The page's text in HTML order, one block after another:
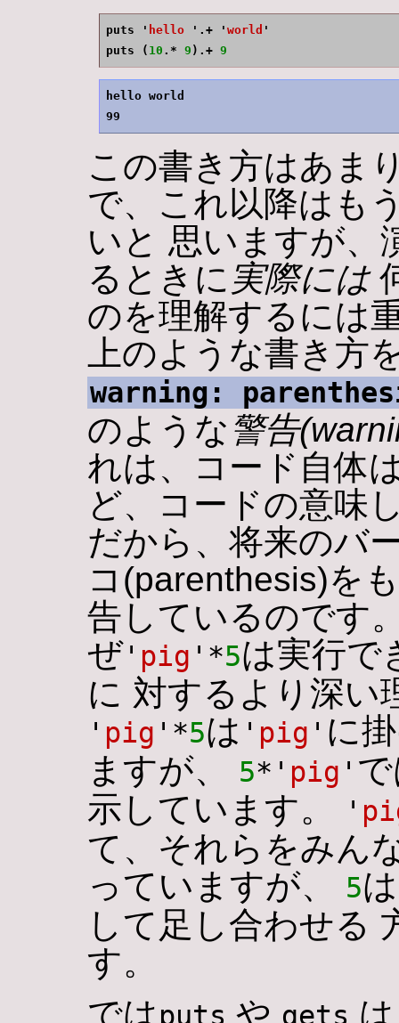
puts ' hello '.+ ' world '
puts ( 10 .* 9 ).+ 9
hello world
この書き方はあま
で、これ以降はも
いと 思いますが、
るときに 実際には
のを理解するには
上のような書き方
warning:
のような 警告
れは、コード自体
ど、コードの意味
だから、将来のバ
コ(parenthesis)を
告しているのです
ぜ ' pig '*5は実行で
に 対するより深い
' pig '*5は ' pig ' に
ますが、
5*' pig '
示しています。
'
て、それらをみん
っていますが、
5は
して足し合わせる
す。
ではputs や gets